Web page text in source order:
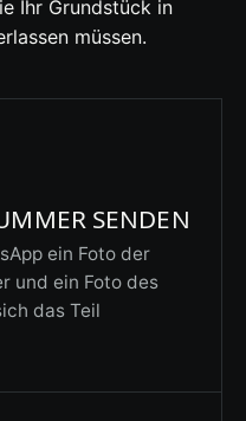
Ihr Grundstück in
müssen.
SENDEN
ein Foto der
und ein Foto des
das Teil